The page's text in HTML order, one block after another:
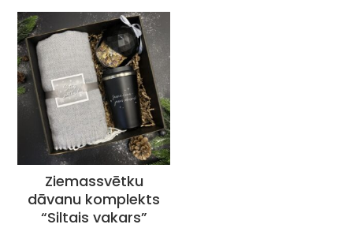
Ziemassvētku
dāvanu komplekts
“Siltais vakars”